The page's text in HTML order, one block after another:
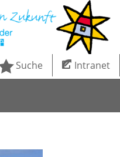
Suche Intranet